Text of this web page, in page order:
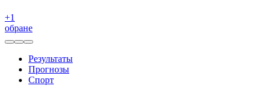
+1
обране
Результаты
Прогнозы
Спорт